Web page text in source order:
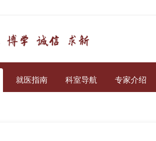
就医指南 科室导航 专家介绍